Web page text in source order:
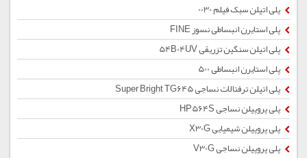
پلی اتیلن سبک فیلم 0030
پلی استایرن انبساطی نسوز FINE
پلی اتیلن سنگین تزریقی 54B04UV
پلی استایرن انبساطی 500
پلی اتیلن ترفتالات نساجی Super Bright TG645
پلی پروپیلن نساجی HP564S
پلی پروپیلن شیمیایی X30G
پلی پروپیلن نساجی V30G